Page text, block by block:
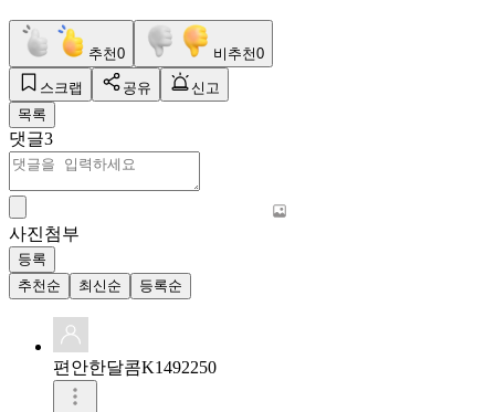
추천0 비추천0
스크랩 공유
신고
목록
댓글3
사진첨부
등록
추천순
최신순 등록순
편안한달콤K1492250